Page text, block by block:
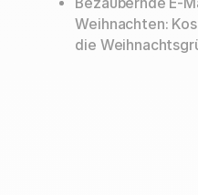
Weihnachten:
die